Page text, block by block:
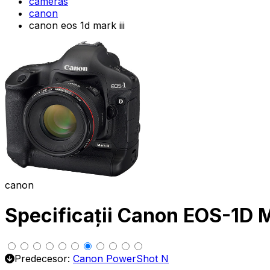
canon
canon eos 1d mark iii
canon
Specificații Canon EOS-1D
Predecesor: Canon PowerShot N